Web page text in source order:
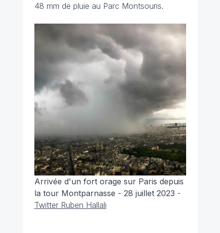
48 mm de pluie au Parc Montsouris.
Arrivée d'un fort orage sur Paris depuis
la tour Montparnasse - 28 juillet 2023 -
Twitter Ruben Hallali